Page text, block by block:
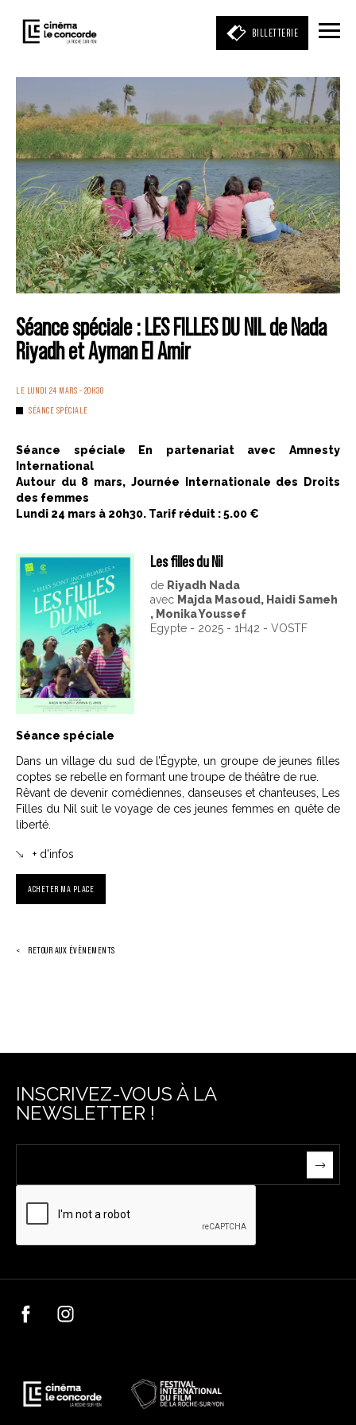
BILLETTERIE
Entrez votre mot clé
(film, réalisateur, acteur, événement)
Séance spéciale : LES FILLES DU NIL de Nada
Riyadh et Ayman El Amir
LE LUNDI 24 MARS - 20H30
SÉANCE SPÉCIALE
Séance spéciale En partenariat avec Amnesty
International
Autour du 8 mars, Journée Internationale des Droits
des femmes
Lundi 24 mars à 20h30. Tarif réduit : 5.00 €
Les filles du Nil
de Riyadh Nada
avec Majda Masoud, Haidi Sameh
, Monika Youssef
Egypte - 2025 - 1H42 - VOSTF
Séance spéciale
Dans un village du sud de l’Égypte, un groupe de jeunes filles
coptes se rebelle en formant une troupe de théâtre de rue.
Rêvant de devenir comédiennes, danseuses et chanteuses, Les
Filles du Nil suit le voyage de ces jeunes femmes en quête de
liberté.
+ d'infos
ACHETER MA PLACE
RETOUR AUX ÉVÈNEMENTS
INSCRIVEZ-VOUS À LA
NEWSLETTER !